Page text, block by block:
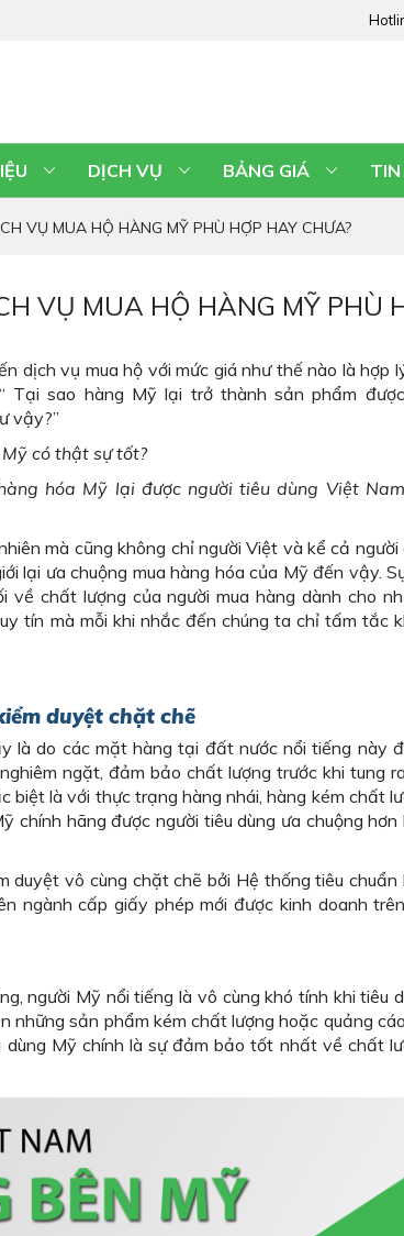
DỊCH VỤ BẢNG GIÁ
VỤ MUA HỘ HÀNG MỸ PHÙ HỢP HAY CHƯA?
VỤ MUA HỘ HÀNG MỸ PHÙ
dịch vụ mua hộ với mức giá như thế nào là hợp
Tại sao hàng Mỹ lại trở thành sản phẩm
vậy?”
có thật sự tốt?
hóa Mỹ lại được người tiêu dùng Việt
mà cũng không chỉ người Việt và kể cả người
lại ưa chuộng mua hàng hóa của Mỹ đến vậy.
về chất lượng của người mua hàng dành cho
tín mà mỗi khi nhắc đến chúng ta chỉ tấm tắc
iểm duyệt chặt chẽ
là do các mặt hàng tại đất nước nổi tiếng này
ngặt, đảm bảo chất lượng trước khi tung
biệt là với thực trạng hàng nhái, hàng kém chất
chính hãng được người tiêu dùng ưa chuộng hơn
vô cùng chặt chẽ bởi Hệ thống tiêu chuẩn
ngành cấp giấy phép mới được kinh doanh
người Mỹ nổi tiếng là vô cùng khó tính khi tiêu
những sản phẩm kém chất lượng hoặc quảng
Mỹ chính là sự đảm bảo tốt nhất về chất